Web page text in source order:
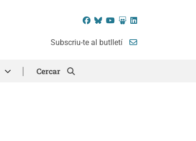
Facebook
BlueskyYouTube
SlideShare
LinkedIn
Subscriu-te al butlletí
Cercar